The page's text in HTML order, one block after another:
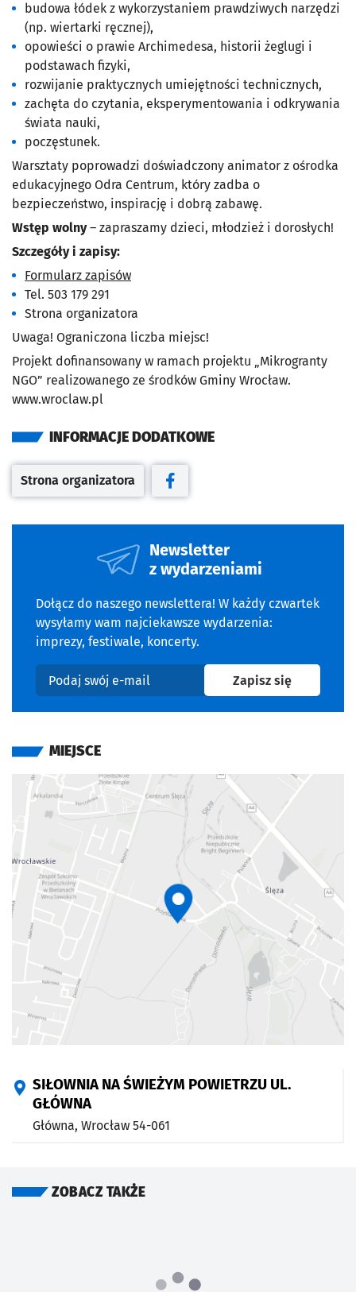
budowa łódek z wykorzystaniem prawdziwych narzędzi
(np. wiertarki ręcznej),
opowieści o prawie Archimedesa, historii żeglugi i
podstawach fizyki,
rozwijanie praktycznych umiejętności technicznych,
zachęta do czytania, eksperymentowania i odkrywania
świata nauki,
poczęstunek.
Warsztaty poprowadzi doświadczony animator z ośrodka
edukacyjnego Odra Centrum, który zadba o
bezpieczeństwo, inspirację i dobrą zabawę.
Wstęp wolny– zapraszamy dzieci, młodzież i dorosłych!
Szczegóły i zapisy:
Formularz zapisów
Tel. 503 179 291
Strona organizatora
Uwaga! Ograniczona liczba miejsc!
Projekt dofinansowany w ramach projektu „Mikrogranty
NGO” realizowanego ze środków Gminy Wrocław.
www.wroclaw.pl
INFORMACJE DODATKOWE
Otwiera się w nowej karcie
Strona organizatora
Otwiera się w nowej karcie
Newsletter
z wydarzeniami
Dołącz do naszego newslettera! W każdy czwartek
wysyłamy wam najciekawsze wydarzenia:
imprezy, festiwale, koncerty.
Podaj swój e-mail
Zapisz sięna
MIEJSCE
SIŁOWNIA NA ŚWIEŻYM POWIETRZU UL.
GŁÓWNA
Główna, Wrocław 54-061
ZOBACZ TAKŻE